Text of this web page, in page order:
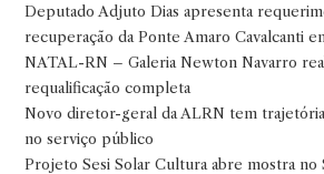
Deputado Adjuto Dias apresenta
recuperação da Ponte Amaro Cavalcanti
NATAL-RN – Galeria Newton Navarro
requalificação completa
Novo diretor-geral da ALRN tem
no serviço público
Projeto Sesi Solar Cultura abre mostra no